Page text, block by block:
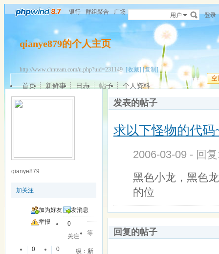
银行 群组聚合 广场 用户 登录
qianye879的个人主页
http://www.chnteam.com/u.php?uid=231149 [收藏] [复制]
空
首页 新鲜事 日志 帖子 个人资料
qianye879
加关注
加为好友
发消息
举报
0
关注
0
0
等
级：新
发表的帖子
求以下怪物的代
2006-03-09 - 回
黑色小龙，黑色
的位
回复的帖子